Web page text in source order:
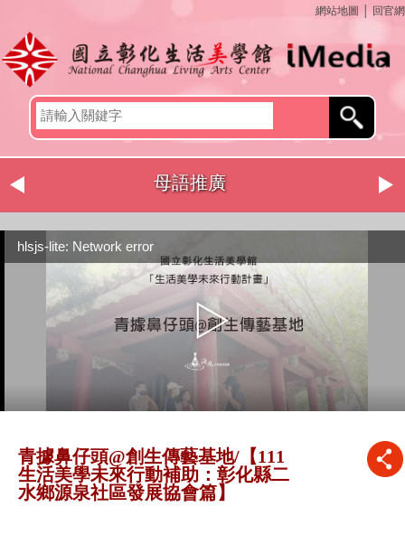
網站地圖 回官網
母語推廣
hlsjs-lite: Network error
青據鼻仔頭@創生傳藝基地/【111
生活美學未來行動補助：彰化縣二
水鄉源泉社區發展協會篇】